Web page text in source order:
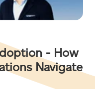
- How
Navigate